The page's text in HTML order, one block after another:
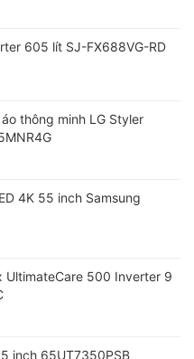
VH-682K sẽ là một lựa
mở cửa hàng tạp hóa, cửa
… muốn lựa chọn tủ đông
kinh doanh hàng hóa.
VH 682K
605 lít SJ-FX688VG-RD
thông minh LG Styler
4K 55 inch Samsung
UltimateCare 500 Inverter 9
inch 65UT7350PSB